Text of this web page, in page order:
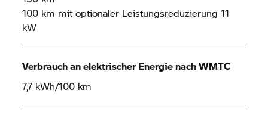
100 km mit optionaler Leistungsreduzierung 11
kW
Verbrauch an elektrischer Energie nach WMTC
7,7 kWh/100 km